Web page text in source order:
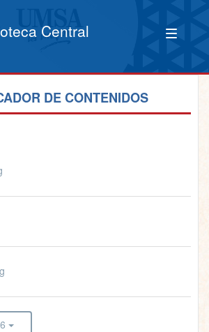
Central
DE CONTENIDOS